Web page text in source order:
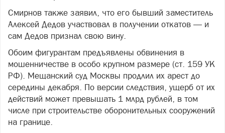
Смирнов также заявил, что его бывший заместитель
Алексей Дедов участвовал в получении откатов — и
сам Дедов признал свою вину.
Обоим фигурантам предъявлены обвинения в
мошенничестве в особо крупном размере (ст. 159 УК
РФ). Мещанский суд Москвы продлил их арест до
середины декабря. По версии следствия, ущерб от их
действий может превышать 1 млрд рублей, в том
числе при строительстве оборонительных сооружений
на границе.